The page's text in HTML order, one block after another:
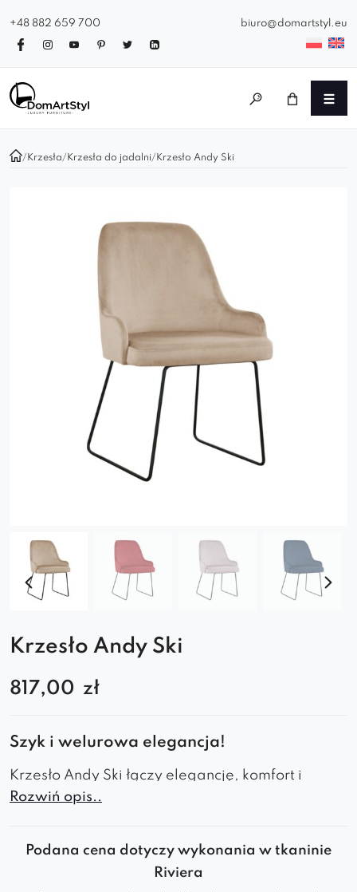
+48 882 659 700 biuro@domartstyl.eu
/ Krzesła/ Krzesła do jadalni/ Krzesło Andy Ski
Krzesło Andy Ski
817,00 zł
Szyk i welurowa elegancja!
Krzesło Andy Ski łączy elegancję, komfort i
nowoczesny styl, będąc doskonałym wyborem
Wygodne– zaprojektowane z myślą o
komforcie użytkownika. Miękkie siedzisko i
Rozwiń opis..
Podana cena dotyczy wykonania w tkaninie
Riviera